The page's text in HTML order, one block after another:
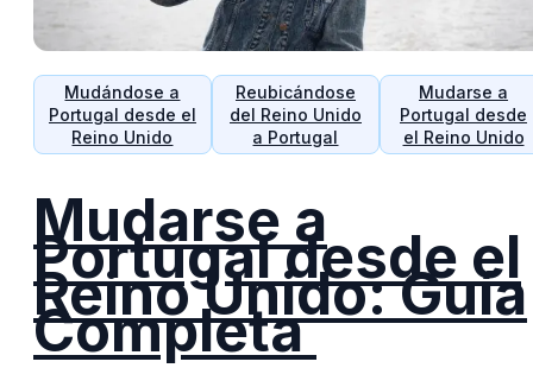
Mudándose a
Portugal desde el
Reino Unido
Reubicándose
del Reino Unido
a Portugal
Mudarse a
Portugal desde
el Reino Unido
Mudarse a
Portugal desde el
Reino Unido: Guía
Completa